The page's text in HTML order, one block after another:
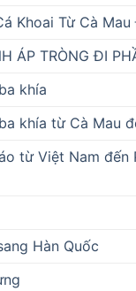
Khoai Từ Cà
ÁP TRÒNG ĐI
khía
khía từ Cà Mau
từ Việt Nam đến
Hàn Quốc